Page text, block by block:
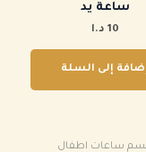
ساعة يد
10 د.ا
إلى السلة
ساعات اطفال